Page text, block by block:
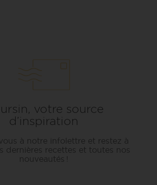
votre source
d’inspiration
à notre infolettre et restez à
dernières recettes et toutes nos
nouveautés !